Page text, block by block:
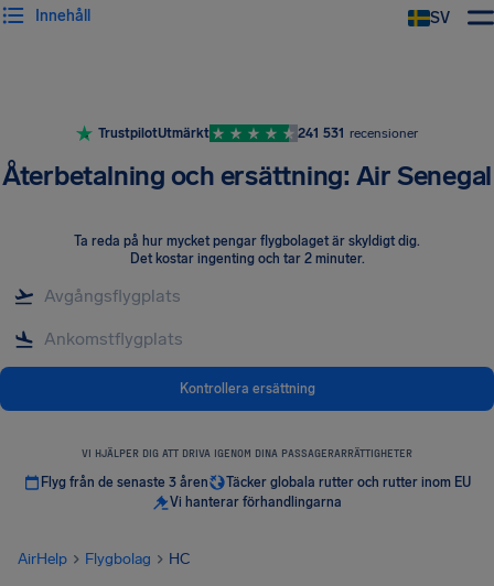
SV
Innehåll
TrustpilotUtmärkt 241 531 recensioner
Återbetalning och ersättning: Air Senegal
Ta reda på hur mycket pengar flygbolaget är skyldigt dig.
Det kostar ingenting och tar 2 minuter.
Kontrollera ersättning
VI HJÄLPER DIG ATT DRIVA IGENOM DINA PASSAGERARRÄTTIGHETER
Flyg från de senaste 3 åren
Täcker globala rutter och rutter inom EU
Vi hanterar förhandlingarna
AirHelp Flygbolag HC